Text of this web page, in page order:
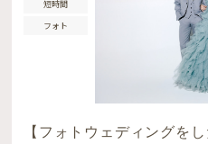
短時間
フォト
【フォトウェディングをし